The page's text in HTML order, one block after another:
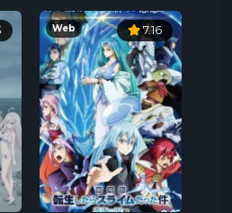
7.16
Web